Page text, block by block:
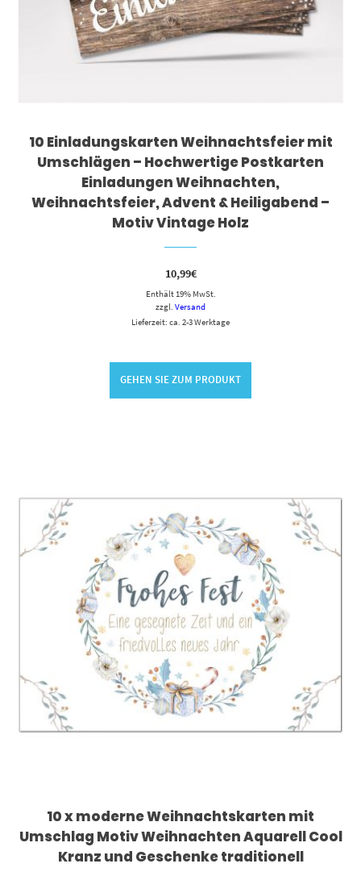
10 Einladungskarten Weihnachtsfeier mit
Umschlägen – Hochwertige Postkarten
Einladungen Weihnachten,
Weihnachtsfeier, Advent & Heiligabend –
Motiv Vintage Holz
10,99€
Enthält 19% MwSt.
zzgl. Versand
Lieferzeit: ca. 2-3 Werktage
GEHEN SIE ZUM PRODUKT
10 x moderne Weihnachtskarten mit
Umschlag Motiv Weihnachten Aquarell Cool
Kranz und Geschenke traditionell